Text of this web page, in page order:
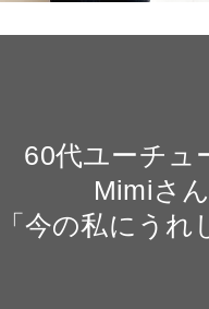
60代ユーチュ
Mimiさん
「今の私にうれ